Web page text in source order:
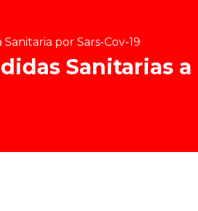
por Sars-Cov-19
Sanitarias